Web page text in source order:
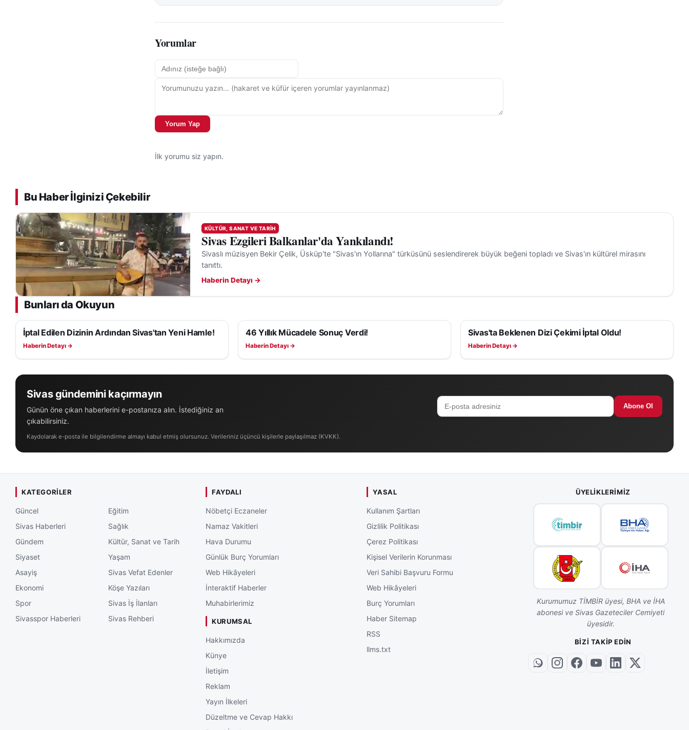
Yorumlar
Yorum Yap
İlk yorumu siz yapın.
Bu Haber İlginizi Çekebilir
KÜLTÜR, SANAT VE TARIH
Sivas Ezgileri Balkanlar'da Yankılandı!
Sivaslı müzisyen Bekir Çelik, Üsküp'te "Sivas'ın Yollarına" türküsünü seslendirerek büyük beğeni topladı ve Sivas'ın kültürel mirasını
tanıttı.
Haberin Detayı →
Bunları da Okuyun
KÜLTÜR, SANAT VE TARIH
İptal Edilen Dizinin Ardından Sivas'tan Yeni Hamle!
Haberin Detayı →
KÜLTÜR, SANAT VE TARIH
46 Yıllık Mücadele Sonuç Verdi!
Haberin Detayı →
KÜLTÜR, SANAT VE TARIH
Sivas'ta Beklenen Dizi Çekimi İptal Oldu!
Haberin Detayı →
Sivas gündemini kaçırmayın
Günün öne çıkan haberlerini e-postanıza alın. İstediğiniz an
çıkabilirsiniz.
Abone Ol
Kaydolarak e-posta ile bilgilendirme almayı kabul etmiş olursunuz. Verileriniz üçüncü kişilerle paylaşılmaz (KVKK).
KATEGORILER
Güncel
Sivas Haberleri
Gündem
Siyaset
Asayiş
Ekonomi
Spor
Sivasspor Haberleri
Eğitim
Sağlık
Kültür, Sanat ve Tarih
Yaşam
Sivas Vefat Edenler
Köşe Yazıları
Sivas İş İlanları
Sivas Rehberi
FAYDALI
Nöbetçi Eczaneler
Namaz Vakitleri
Hava Durumu
Günlük Burç Yorumları
Web Hikâyeleri
İnteraktif Haberler
Muhabirlerimiz
KURUMSAL
Hakkımızda
Künye
İletişim
Reklam
Yayın İlkeleri
Düzeltme ve Cevap Hakkı
YASAL
Kullanım Şartları
Gizlilik Politikası
Çerez Politikası
Kişisel Verilerin Korunması
Veri Sahibi Başvuru Formu
Web Hikâyeleri
Burç Yorumları
Haber Sitemap
RSS
llms.txt
ÜYELIKLERIMIZ
Kurumumuz TİMBİR üyesi, BHA ve İHA
abonesi ve Sivas Gazeteciler Cemiyeti
üyesidir.
BIZI TAKIP EDIN